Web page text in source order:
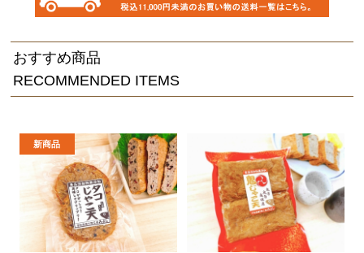
RECOMMENDED ITEMS
おすすめ商品